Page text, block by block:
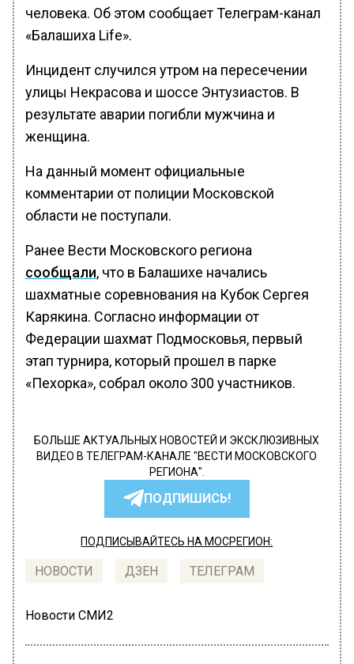
человека. Об этом сообщает Телеграм-канал
«Балашиха Life».
Инцидент случился утром на пересечении
улицы Некрасова и шоссе Энтузиастов. В
результате аварии погибли мужчина и
женщина.
На данный момент официальные
комментарии от полиции Московской
области не поступали.
Ранее Вести Московского региона
сообщали, что в Балашихе начались
шахматные соревнования на Кубок Сергея
Карякина. Согласно информации от
Федерации шахмат Подмосковья, первый
этап турнира, который прошел в парке
«Пехорка», собрал около 300 участников.
БОЛЬШЕ АКТУАЛЬНЫХ НОВОСТЕЙ И ЭКСКЛЮЗИВНЫХ
ВИДЕО В ТЕЛЕГРАМ-КАНАЛЕ "ВЕСТИ МОСКОВСКОГО
РЕГИОНА".
ПОДПИШИСЬ!
ПОДПИСЫВАЙТЕСЬ НА МОСРЕГИОН:
НОВОСТИ ДЗЕН ТЕЛЕГРАМ
Новости СМИ2